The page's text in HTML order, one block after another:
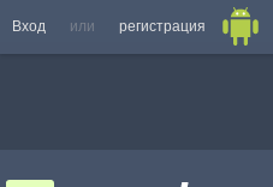
Вход или регистрация